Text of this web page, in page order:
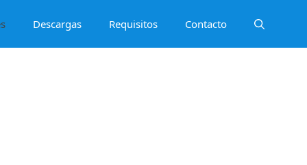
Descargas Requisitos Contacto